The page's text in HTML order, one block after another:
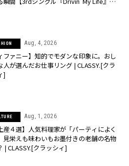
Aug, 4, 2026
ファニー】知的でモダンな印象に。おし
人が選んだお仕事リング | CLASSY.[クラ
]
Aug, 1, 2026
産４選】人気料理家が「パーティによく
見栄えも味わいもお墨付きの老舗の名物
| CLASSY.[クラッシィ]